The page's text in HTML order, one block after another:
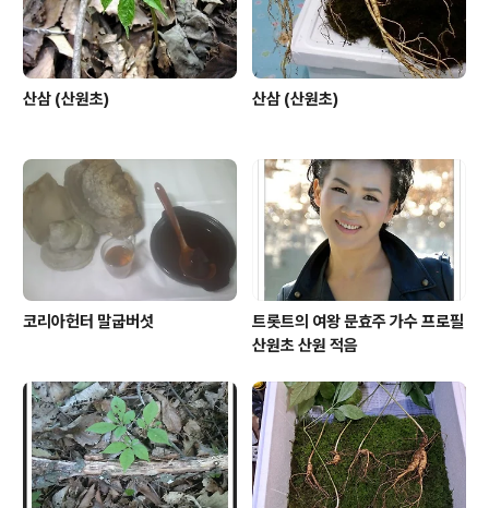
산삼 (산원초) 산삼 (산원초)
코리아헌터 말굽버섯
트롯트의 여왕 문효주 가수 프로필
산원초 산원 적음